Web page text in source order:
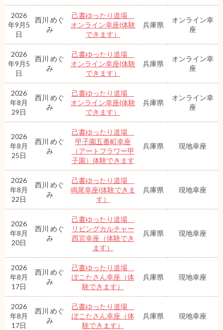
2026
年9月5
日
西川 めぐ
み
己書ゆったり道場
オンライン幸座(体験
できます）
兵庫県
オンライン幸
座
2026
年9月5
日
西川 めぐ
み
己書ゆったり道場
オンライン幸座(体験
できます）
兵庫県
オンライン幸
座
2026
年8月
29日
西川 めぐ
み
己書ゆったり道場
オンライン幸座(体験
できます）
兵庫県
オンライン幸
座
2026
年8月
25日
西川 めぐ
み
己書ゆったり道場
甲子園五番町幸座
（アートフラワー甲
子園）体験できます
兵庫県 現地幸座
2026
年8月
22日
西川 めぐ
み
己書ゆったり道場
鳴尾幸座(体験できま
す）
兵庫県 現地幸座
2026
年8月
20日
西川 めぐ
み
己書ゆったり道場
リビングカルチャー
西宮幸座（体験でき
ます）
兵庫県 現地幸座
2026
年8月
17日
西川 めぐ
み
己書ゆったり道場
ぽこたさん幸座（体
験できます）
兵庫県 現地幸座
2026
年8月
17日
西川 めぐ
み
己書ゆったり道場
ぽこたさん幸座（体
験できます）
兵庫県 現地幸座